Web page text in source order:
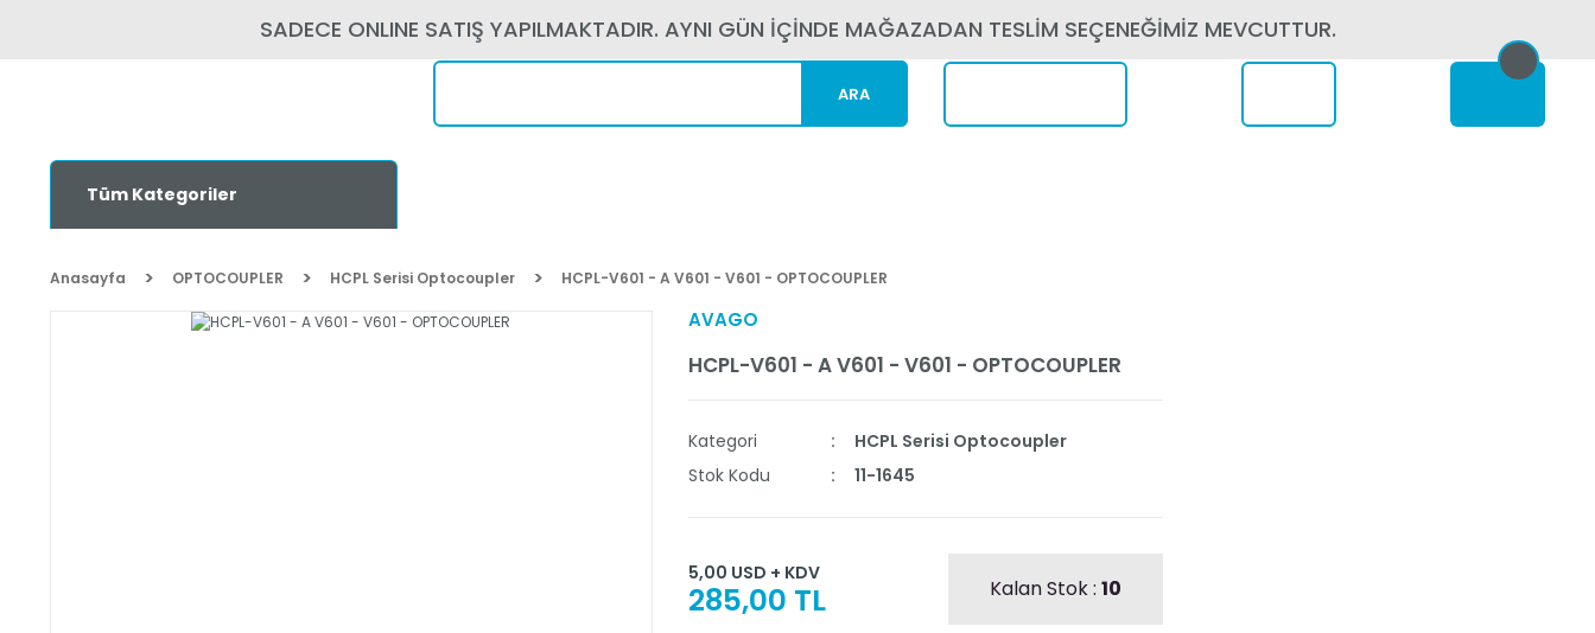
SADECE ONLINE SATIŞ YAPILMAKTADIR. AYNI GÜN İÇİNDE MAĞAZADAN TESLİM SEÇENEĞİMİZ MEVCUTTUR.
ARA
Tüm Kategoriler
Anasayfa OPTOCOUPLER HCPL Serisi Optocoupler HCPL-V601 - A V601 - V601 - OPTOCOUPLER
AVAGO
HCPL-V601 - A V601 - V601 - OPTOCOUPLER
Kategori
HCPL Serisi Optocoupler
Stok Kodu
11-1645
5,00 USD + KDV
285,00 TL Kalan Stok : 10